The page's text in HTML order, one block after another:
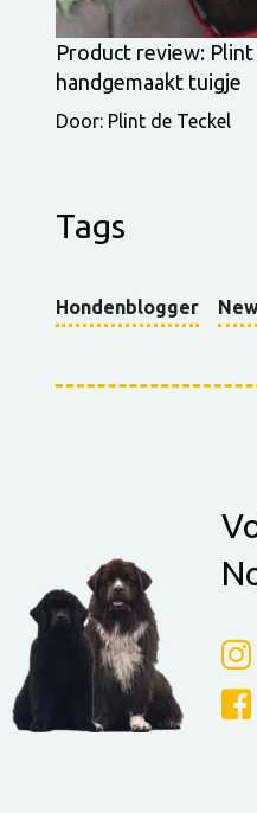
Product review:
handgemaakt tuigje
Door: Plint de Teckel
Tags
Hondenblogger